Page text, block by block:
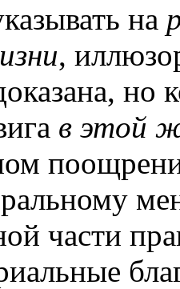
на
,
но
в этой
части